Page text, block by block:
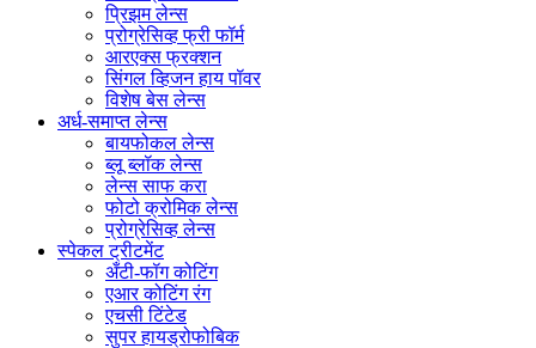
प्रिझम लेन्स
प्रोग्रेसिव्ह फ्री फॉर्म
आरएक्स फ्रक्शन
सिंगल व्हिजन हाय पॉवर
विशेष बेस लेन्स
अर्ध-समाप्त लेन्स
बायफोकल लेन्स
ब्लू ब्लॉक लेन्स
लेन्स साफ करा
फोटो क्रोमिक लेन्स
प्रोग्रेसिव्ह लेन्स
स्पेकल ट्रीटमेंट
अँटी-फॉग कोटिंग
एआर कोटिंग रंग
एचसी टिंटेड
सुपर हायड्रोफोबिक